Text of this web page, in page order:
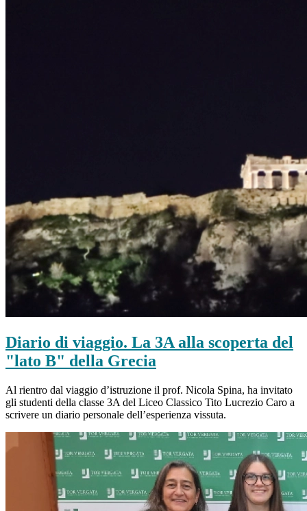
Diario di viaggio. La 3A alla scoperta del
"lato B" della Grecia
Al rientro dal viaggio d’istruzione il prof. Nicola Spina, ha invitato
gli studenti della classe 3A del Liceo Classico Tito Lucrezio Caro a
scrivere un diario personale dell’esperienza vissuta.